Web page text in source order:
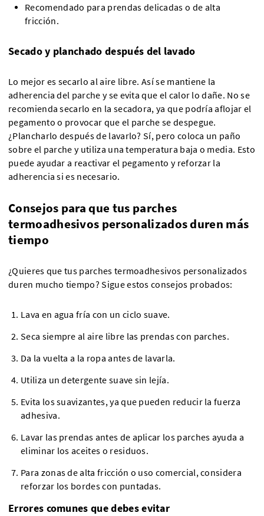
Recomendado para prendas delicadas o de alta
fricción.
Secado y planchado después del lavado
Lo mejor es secarlo al aire libre. Así se mantiene la
adherencia del parche y se evita que el calor lo dañe. No se
recomienda secarlo en la secadora, ya que podría aflojar el
pegamento o provocar que el parche se despegue.
¿Plancharlo después de lavarlo? Sí, pero coloca un paño
sobre el parche y utiliza una temperatura baja o media. Esto
puede ayudar a reactivar el pegamento y reforzar la
adherencia si es necesario.
Consejos para que tus parches
termoadhesivos personalizados duren más
tiempo
¿Quieres que tus parches termoadhesivos personalizados
duren mucho tiempo? Sigue estos consejos probados:
Lava en agua fría con un ciclo suave.
Seca siempre al aire libre las prendas con parches.
Da la vuelta a la ropa antes de lavarla.
Utiliza un detergente suave sin lejía.
Evita los suavizantes, ya que pueden reducir la fuerza
adhesiva.
Lavar las prendas antes de aplicar los parches ayuda a
eliminar los aceites o residuos.
Para zonas de alta fricción o uso comercial, considera
reforzar los bordes con puntadas.
Errores comunes que debes evitar